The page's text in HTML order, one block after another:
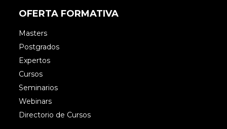
OFERTA FORMATIVA
Masters
Postgrados
Expertos
Cursos
Seminarios
Webinars
Directorio de Cursos